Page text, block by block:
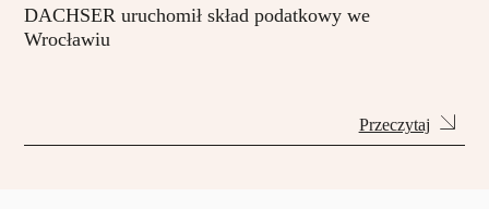
DACHSER uruchomił skład podatkowy we
Wrocławiu
Przeczytaj